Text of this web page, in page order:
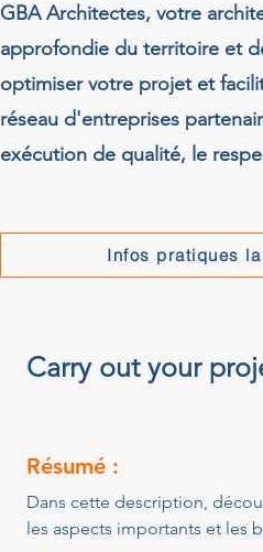
GBA Architectes, votre
approfondie du territoire et
optimiser votre projet et
réseau d'entreprises
exécution de qualité, le
Infos pratiques
Carry out your
Résumé :
Dans cette description,
les aspects importants et les